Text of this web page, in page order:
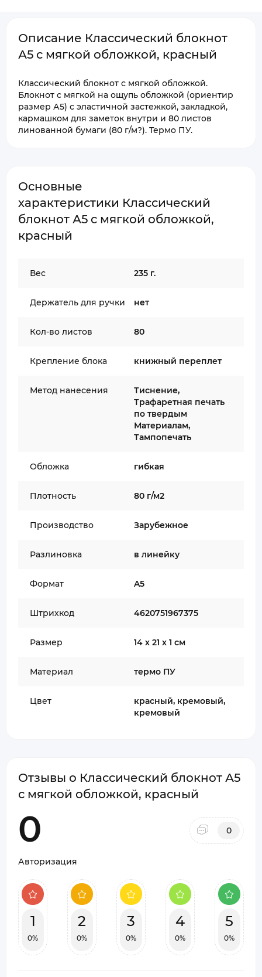
Описание Классический блокнот
А5 с мягкой обложкой, красный
Классический блокнот с мягкой обложкой.
Блокнот с мягкой на ощупь обложкой (ориентир
размер А5) с эластичной застежкой, закладкой,
кармашком для заметок внутри и 80 листов
линованной бумаги (80 г/м?). Термо ПУ.
Основные
характеристики Классический
блокнот А5 с мягкой обложкой,
красный
Вес 235 г.
Держатель для ручки нет
Кол-во листов 80
Крепление блока книжный переплет
Метод нанесения
Тиснение,
Трафаретная печать
по твердым
Материалам,
Тампопечать
Обложка гибкая
Плотность 80 г/м2
Производство Зарубежное
Разлиновка в линейку
Формат A5
Штрихкод 4620751967375
Размер 14 х 21 х 1 см
Материал термо ПУ
Цвет
красный, кремовый,
кремовый
Отзывы о Классический блокнот А5
с мягкой обложкой, красный
0 0
Авторизация
1
0%
2
0%
3
0%
4
0%
5
0%